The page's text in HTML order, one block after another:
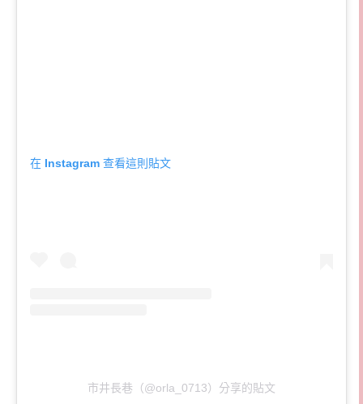
在 Instagram 查看這則貼文
市井長巷（@orla_0713）分享的貼文